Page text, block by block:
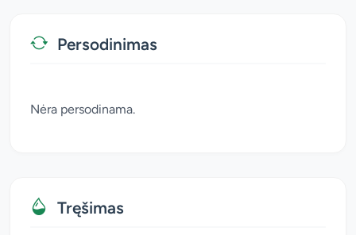
Persodinimas
Nėra persodinama.
Tręšimas